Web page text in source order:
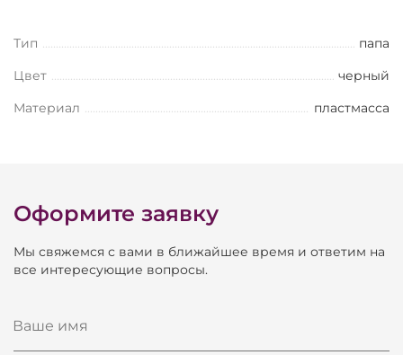
Тип
папа
Цвет
черный
Материал
пластмасса
Оформите заявку
Мы свяжемся с вами в ближайшее время и ответим на
все интересующие вопросы.
Ваше имя